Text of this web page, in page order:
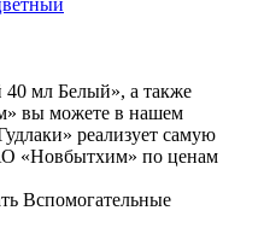
мл Белый», а также
вы можете в нашем
реализует самую
«Новбытхим» по ценам
Вспомогательные